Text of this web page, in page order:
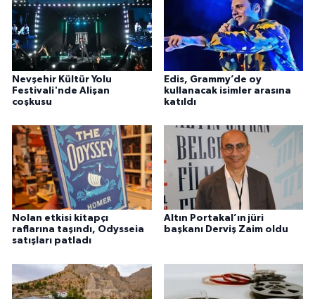
Nevşehir Kültür Yolu
Festivali'nde Alişan
coşkusu
Edis, Grammy’de oy
kullanacak isimler arasına
katıldı
Nolan etkisi kitapçı
raflarına taşındı, Odysseia
satışları patladı
Altın Portakal’ın jüri
başkanı Derviş Zaim oldu